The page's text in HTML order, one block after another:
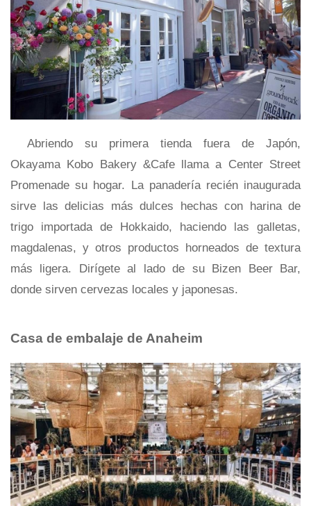
Abriendo su primera tienda fuera de Japón,
Okayama Kobo Bakery &Cafe llama a Center Street
Promenade su hogar. La panadería recién inaugurada
sirve las delicias más dulces hechas con harina de
trigo importada de Hokkaido, haciendo las galletas,
magdalenas, y otros productos horneados de textura
más ligera. Dirígete al lado de su Bizen Beer Bar,
donde sirven cervezas locales y japonesas.
Casa de embalaje de Anaheim